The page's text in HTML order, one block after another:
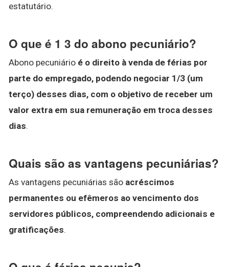
estatutário.
O que é 1 3 do abono pecuniário?
Abono pecuniário é o direito à venda de férias por
parte do empregado, podendo negociar 1/3 (um
terço) desses dias, com o objetivo de receber um
valor extra em sua remuneração em troca desses
dias.
Quais são as vantagens pecuniárias?
As vantagens pecuniárias são acréscimos
permanentes ou efêmeros ao vencimento dos
servidores públicos, compreendendo adicionais e
gratificações.